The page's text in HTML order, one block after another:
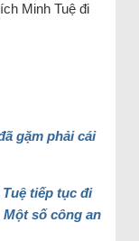
Minh Tuệ đi
gặm phải cái
tiếp tục đi
số công an